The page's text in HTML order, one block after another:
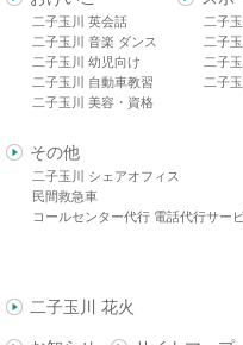
二子玉川 英会話
二子玉川 音楽 ダンス
二子玉川 幼児向け
二子玉川 自動車教習
二子玉川 美容・資格
二子
二子
二子
二子
その他
二子玉川 シェアオフィス
民間救急車
コールセンター代行 電話代行サー
二子玉川 花火